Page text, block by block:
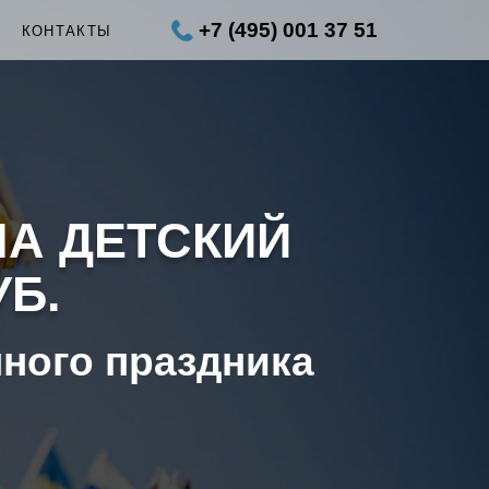
КОНТАКТЫ +7 (495) 001 37 51
ДЕТСКИЙ
праздника